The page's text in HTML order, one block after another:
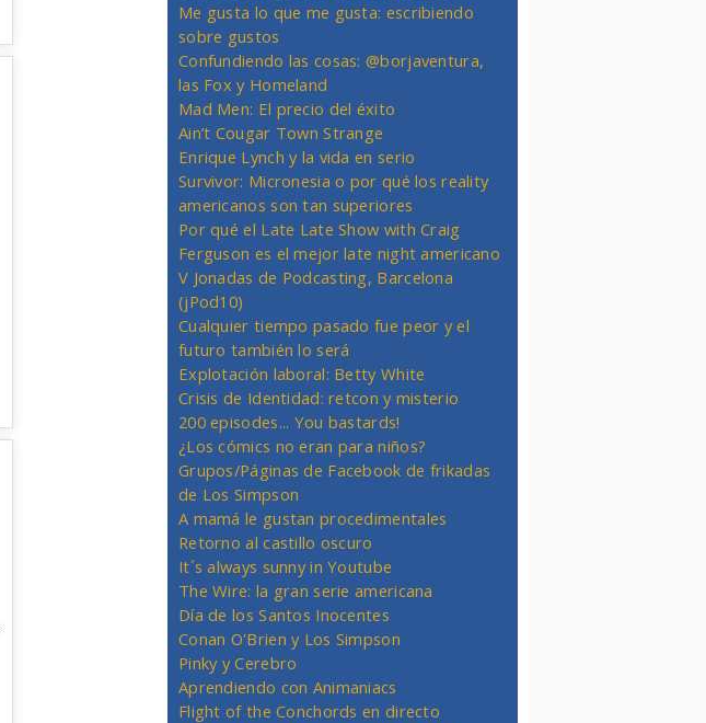
Me gusta lo que me gusta: escribiendo
sobre gustos
Confundiendo las cosas: @borjaventura,
las Fox y Homeland
Mad Men: El precio del éxito
Ain’t Cougar Town Strange
Enrique Lynch y la vida en serio
Survivor: Micronesia o por qué los reality
americanos son tan superiores
Por qué el Late Late Show with Craig
Ferguson es el mejor late night americano
V Jonadas de Podcasting, Barcelona
(jPod10)
Cualquier tiempo pasado fue peor y el
futuro también lo será
Explotación laboral: Betty White
Crisis de Identidad: retcon y misterio
200 episodes... You bastards!
¿Los cómics no eran para niños?
Grupos/Páginas de Facebook de frikadas
de Los Simpson
A mamá le gustan procedimentales
Retorno al castillo oscuro
It´s always sunny in Youtube
The Wire: la gran serie americana
Día de los Santos Inocentes
Conan O'Brien y Los Simpson
Pinky y Cerebro
Aprendiendo con Animaniacs
Flight of the Conchords en directo